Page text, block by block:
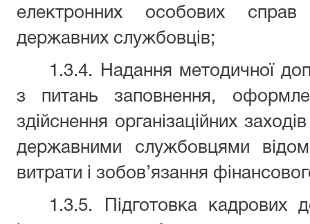
електронних особових
державних службовців;
1.3.4. Надання методичної
з питань заповнення,
здійснення організаційних
державними службовцями
витрати і зобов’язання
1.3.5. Підготовка кадрових